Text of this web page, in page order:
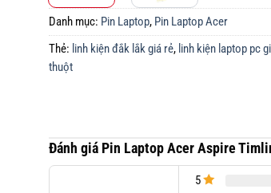
Danh mục: Pin Laptop, Pin Laptop Acer
Thẻ: linh kiện đắk lắk giá rẻ, linh kiện laptop pc
thuột
Đánh giá Pin Laptop Acer Aspire
5